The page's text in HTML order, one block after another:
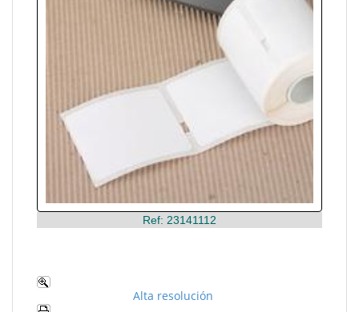
Ref: 23141112
Alta resolución